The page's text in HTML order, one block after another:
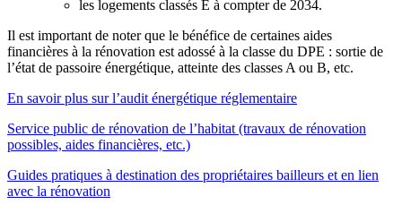
les logements classés E à compter de 2034.
Il est important de noter que le bénéfice de certaines aides
financières à la rénovation est adossé à la classe du DPE : sortie de
l’état de passoire énergétique, atteinte des classes A ou B, etc.
En savoir plus sur l’audit énergétique réglementaire
Service public de rénovation de l’habitat (travaux de rénovation
possibles, aides financières, etc.)
Guides pratiques à destination des propriétaires bailleurs et en lien
avec la rénovation